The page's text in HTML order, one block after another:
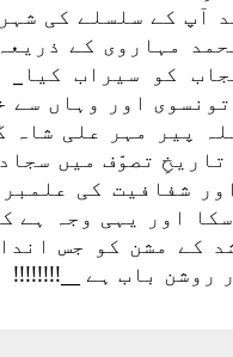
آپ کے سلسلے کی
مہاروی کے
کو سیراب
اور وہاں سے
پیر مہر علی شاہ
تاریخِ تصوّف میں
شفافیت کی
اور یہی وجہ ہے
کے مشن کو جس
روشن باب ہے __!!!!!!!!